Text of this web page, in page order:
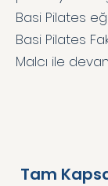
Basi Pilates
Basi Pilates
Malcı ile
Tam